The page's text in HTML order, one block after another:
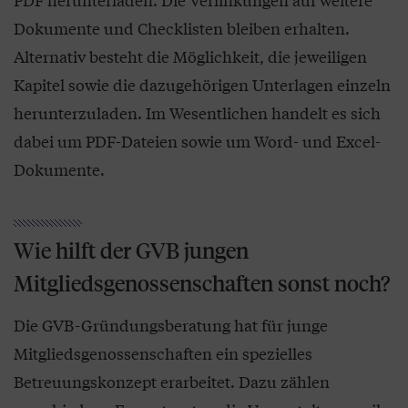
Dokumente und Checklisten bleiben erhalten.
Alternativ besteht die Möglichkeit, die jeweiligen
Kapitel sowie die dazugehörigen Unterlagen einzeln
herunterzuladen. Im Wesentlichen handelt es sich
dabei um PDF-Dateien sowie um Word- und Excel-
Dokumente.
Wie hilft der GVB jungen
Mitgliedsgenossenschaften sonst noch?
Die GVB-Gründungsberatung hat für junge
Mitgliedsgenossenschaften ein spezielles
Betreuungskonzept erarbeitet. Dazu zählen